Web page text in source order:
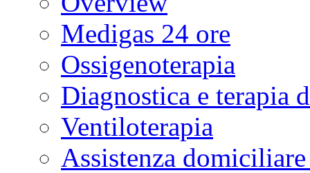
Medigas 24 ore
Ossigenoterapia
Diagnostica e terapia
Ventiloterapia
Assistenza